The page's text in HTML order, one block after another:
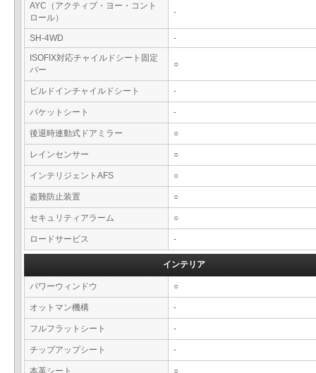
AYC（アクティブ・ヨー・コント
ロール）
-
SH-4WD
-
ISOFIX対応チャイルドシート固定
バー
○
ビルドインチャイルドシート -
バケットシート -
後退時連動式ドアミラー ○
レインセンサー ○
インテリジェントAFS ○
盗難防止装置 ○
セキュリティアラーム ○
ロードサービス -
インテリア
パワーウィンドウ ○
オットマン機構 -
フルフラットシート -
チップアップシート -
本革シート ○